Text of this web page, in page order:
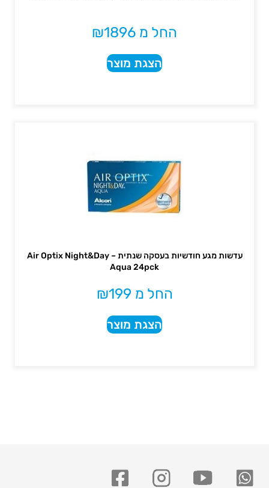
החל מ ₪1896
הצגת מוצר
עדשות מגע חודשיות בעסקה שנתית – Air Optix Night&Day
Aqua 24pck
החל מ ₪199
הצגת מוצר